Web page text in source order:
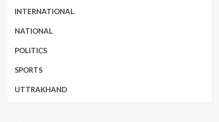
INTERNATIONAL
NATIONAL
POLITICS
SPORTS
UTTRAKHAND